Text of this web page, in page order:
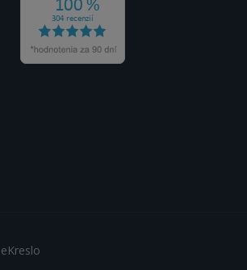
eKreslo